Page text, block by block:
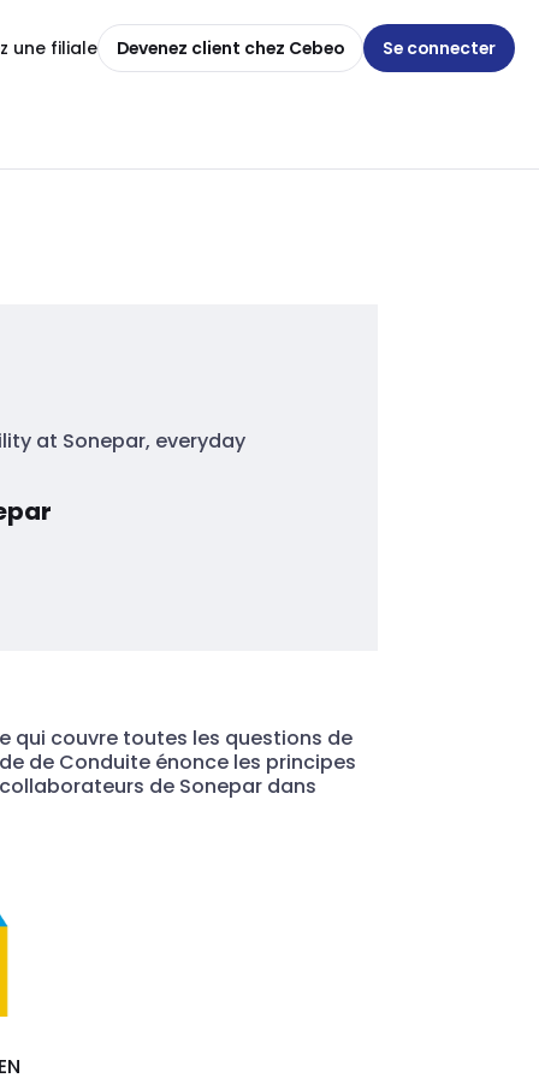
une filiale Devenez client chez Cebeo Se connecter
at Sonepar, everyday
qui couvre toutes les questions de
de Conduite énonce les principes
de Sonepar dans